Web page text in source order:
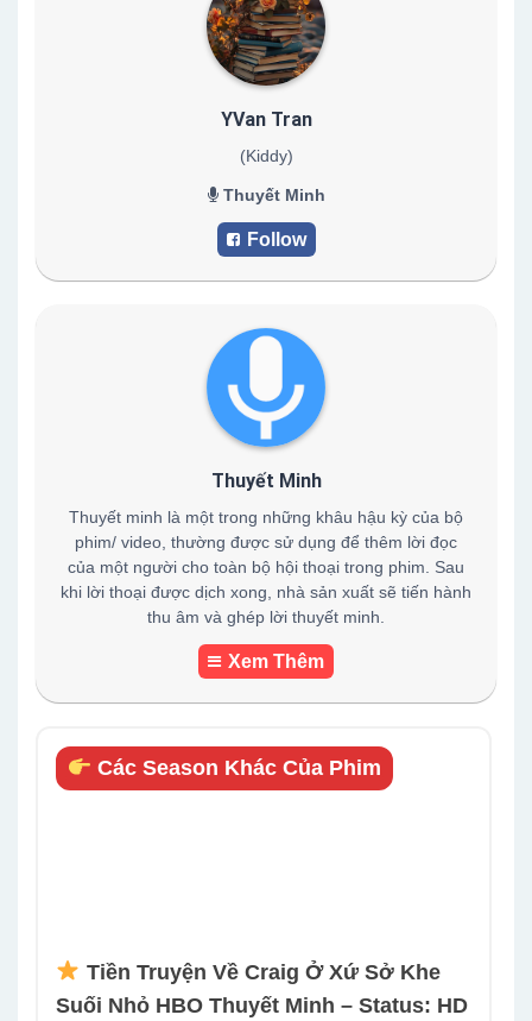
YVan Tran
(Kiddy)
Thuyết Minh
Follow
Thuyết Minh
Thuyết minh là một trong những khâu hậu kỳ của bộ
phim/ video, thường được sử dụng để thêm lời đọc
của một người cho toàn bộ hội thoại trong phim. Sau
khi lời thoại được dịch xong, nhà sản xuất sẽ tiến hành
thu âm và ghép lời thuyết minh.
Xem Thêm
Các Season Khác Của Phim
Tiền Truyện Về Craig Ở Xứ Sở Khe
Suối Nhỏ HBO Thuyết Minh – Status: HD